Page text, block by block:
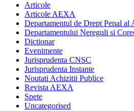
Articole
Articole AEXA
Departamentul de Drept Penal
Departamentului Nereguli si
Dictionar
Evenimente
Jurisprudenta CNSC
Jurisprudenta Instante
Noutati Achizitii Publice
Revista AEXA
Spete
Uncategorised